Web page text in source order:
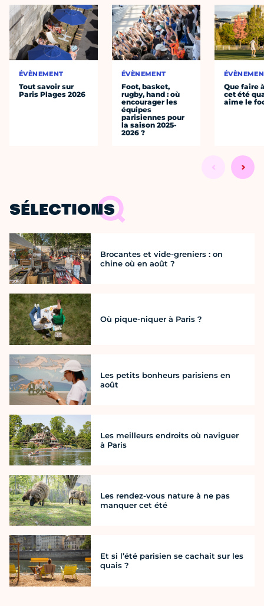
ÉVÈNEMENT
Tout savoir sur
Paris Plages 2026
ÉVÈNEMENT
Foot, basket,
rugby, hand : où
encourager les
équipes
parisiennes pour
la saison 2025-
2026 ?
Que faire
cet été
aime le
SÉLECTIONS
Brocantes et vide-greniers : on
chine où en août ?
Où pique-niquer à Paris ?
Les petits bonheurs parisiens en
août
Les meilleurs endroits où naviguer
à Paris
Les rendez-vous nature à ne pas
manquer cet été
Et si l’été parisien se cachait sur les
quais ?